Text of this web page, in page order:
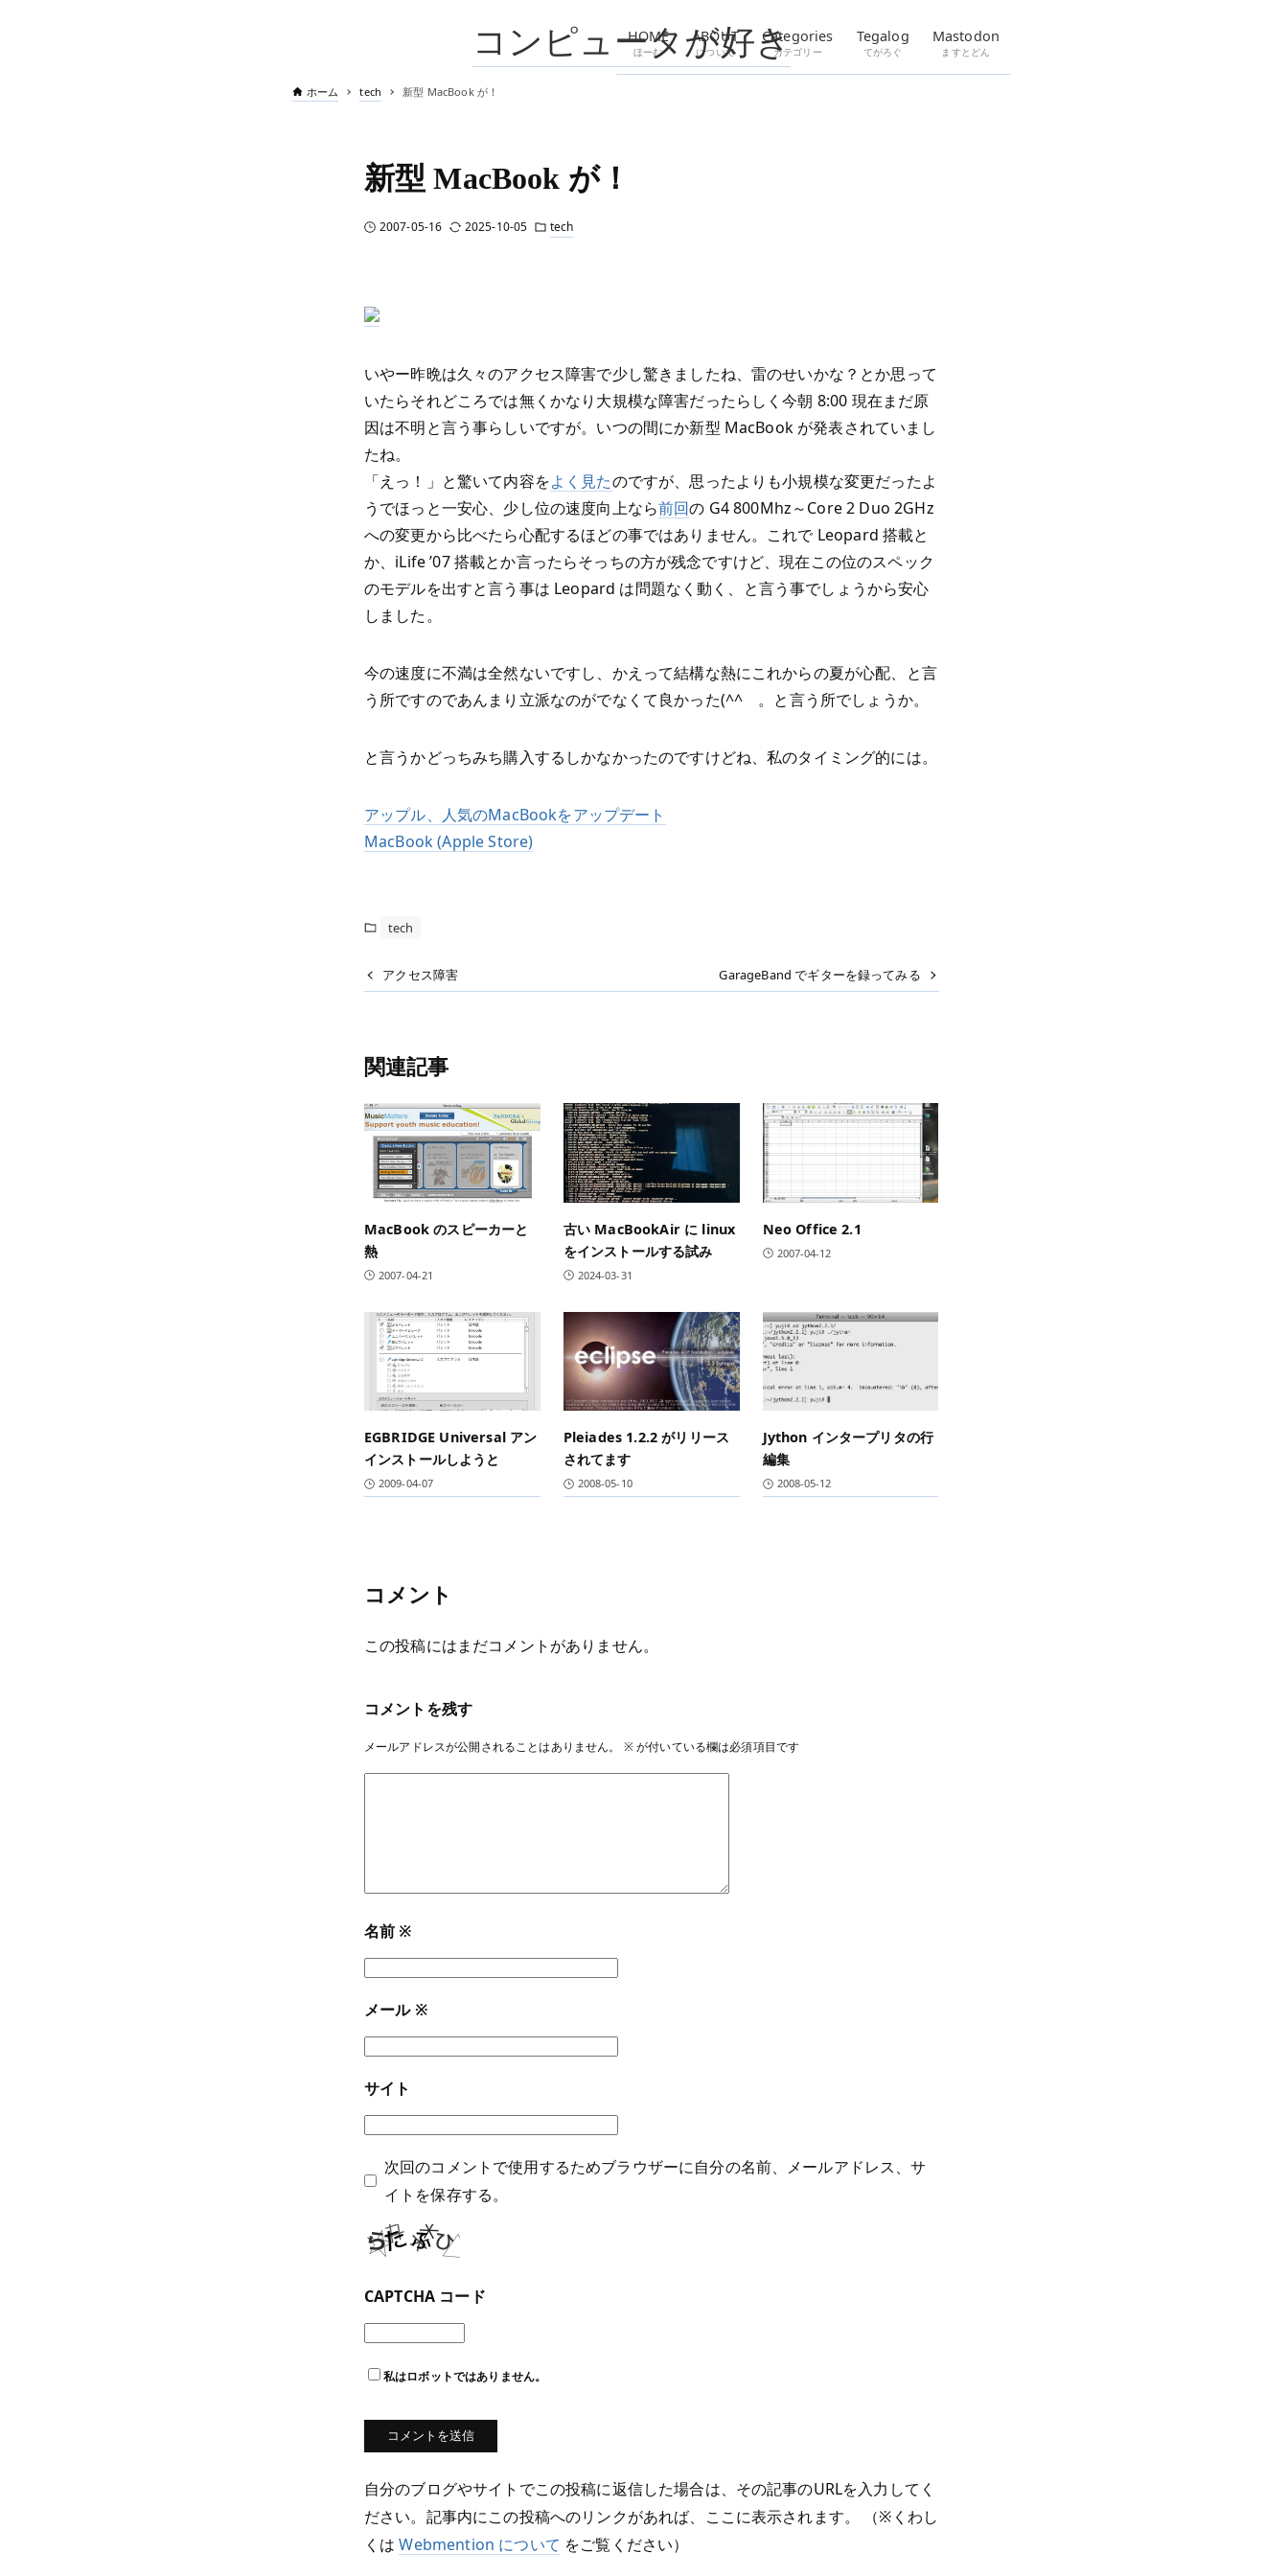
コンピュータが好き
HOME
ほーむ
ABOUT
について
Categories
カテゴリー
Tegalog
てがろぐ
Mastodon
ますとどん
ホーム tech 新型 MacBook が！
新型 MacBook が！
2007-05-16 2025-10-05 tech
いやー昨晩は久々のアクセス障害で少し驚きましたね、雷のせいかな？とか思って
いたらそれどころでは無くかなり大規模な障害だったらしく今朝 8:00 現在まだ原
因は不明と言う事らしいですが。いつの間にか新型 MacBook が発表されていまし
たね。
「えっ！」と驚いて内容をよく見たのですが、思ったよりも小規模な変更だったよ
うでほっと一安心、少し位の速度向上なら前回の G4 800Mhz～Core 2 Duo 2GHz
への変更から比べたら心配するほどの事ではありません。これで Leopard 搭載と
か、iLife ’07 搭載とか言ったらそっちの方が残念ですけど、現在この位のスペック
のモデルを出すと言う事は Leopard は問題なく動く、と言う事でしょうから安心
しました。
今の速度に不満は全然ないですし、かえって結構な熱にこれからの夏が心配、と言
う所ですのであんまり立派なのがでなくて良かった(^^ゞ。と言う所でしょうか。
と言うかどっちみち購入するしかなかったのですけどね、私のタイミング的には。
アップル、人気のMacBookをアップデート
MacBook (Apple Store)
tech
アクセス障害 GarageBand でギターを録ってみる
関連記事
MacBook のスピーカーと
熱
2007-04-21
古い MacBookAir に linux
をインストールする試み
2024-03-31
Neo Office 2.1
2007-04-12
EGBRIDGE Universal アン
インストールしようと
2009-04-07
Pleiades 1.2.2 がリリース
されてます
2008-05-10
Jython インタープリタの行
編集
2008-05-12
コメント
この投稿にはまだコメントがありません。
コメントを残す
メールアドレスが公開されることはありません。 ※が付いている欄は必須項目です
名前 ※
メール ※
サイト
次回のコメントで使用するためブラウザーに自分の名前、メールアドレス、サ
イトを保存する。
CAPTCHA コード
私はロボットではありません。
自分のブログやサイトでこの投稿に返信した場合は、その記事のURLを入力してく
ださい。記事内にこの投稿へのリンクがあれば、ここに表示されます。 （※くわし
くはWebmention について をご覧ください）